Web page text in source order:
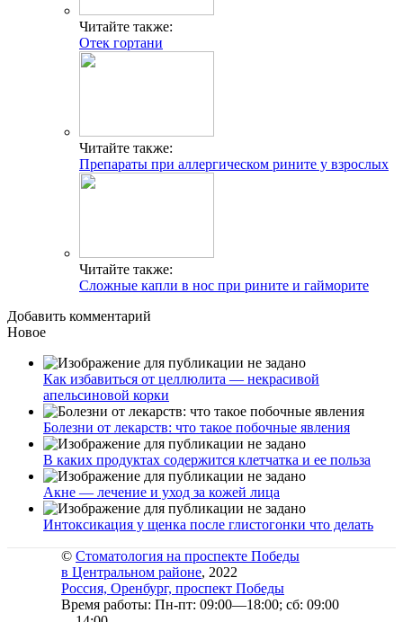
Читайте также:
Отек гортани
Читайте также:
Препараты при аллергическом рините у взрослых
Читайте также:
Сложные капли в нос при рините и гайморите
Добавить комментарий
Новое
Как избавиться от целлюлита — некрасивой
апельсиновой корки
Болезни от лекарств: что такое побочные явления
В каких продуктах содержится клетчатка и ее польза
Акне — лечение и уход за кожей лица
Интоксикация у щенка после глистогонки что делать
© Стоматология на проспекте Победы
в Центральном районе, 2022
Россия, Оренбург, проспект Победы
Время работы: Пн-пт: 09:00—18:00; сб: 09:00